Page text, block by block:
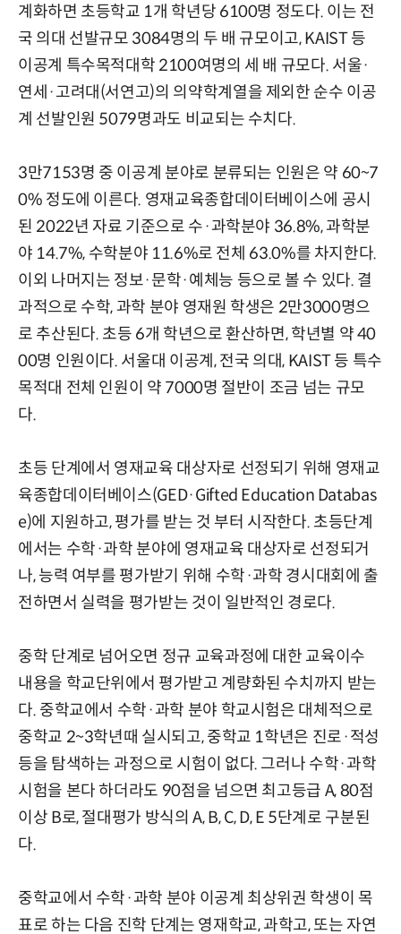
계화하면 초등학교 1개 학년당 6100명 정도다. 이는 전
국 의대 선발규모 3084명의 두 배 규모이고, KAIST 등
이공계 특수목적대학 2100여명의 세 배 규모다. 서울·
연세·고려대(서연고)의 의약학계열을 제외한 순수 이공
계 선발인원 5079명과도 비교되는 수치다.
3만7153명 중 이공계 분야로 분류되는 인원은 약 60~7
0% 정도에 이른다. 영재교육종합데이터베이스에 공시
된 2022년 자료 기준으로 수·과학분야 36.8%, 과학분
야 14.7%, 수학분야 11.6%로 전체 63.0%를 차지한다.
이외 나머지는 정보·문학·예체능 등으로 볼 수 있다. 결
과적으로 수학, 과학 분야 영재원 학생은 2만3000명으
로 추산된다. 초등 6개 학년으로 환산하면, 학년별 약 40
00명 인원이다. 서울대 이공계, 전국 의대, KAIST 등 특수
목적대 전체 인원이 약 7000명 절반이 조금 넘는 규모
다.
초등 단계에서 영재교육 대상자로 선정되기 위해 영재교
육종합데이터베이스(GED·Gifted Education Databas
e)에 지원하고, 평가를 받는 것 부터 시작한다. 초등단계
에서는 수학·과학 분야에 영재교육 대상자로 선정되거
나, 능력 여부를 평가받기 위해 수학·과학 경시대회에 출
전하면서 실력을 평가받는 것이 일반적인 경로다.
중학 단계로 넘어오면 정규 교육과정에 대한 교육이수
내용을 학교단위에서 평가받고 계량화된 수치까지 받는
다. 중학교에서 수학·과학 분야 학교시험은 대체적으로
중학교 2~3학년때 실시되고, 중학교 1학년은 진로·적성
등을 탐색하는 과정으로 시험이 없다. 그러나 수학·과학
시험을 본다 하더라도 90점을 넘으면 최고등급 A, 80점
이상 B로, 절대평가 방식의 A, B, C, D, E 5단계로 구분된
다.
중학교에서 수학·과학 분야 이공계 최상위권 학생이 목
표로 하는 다음 진학 단계는 영재학교, 과학고, 또는 자연